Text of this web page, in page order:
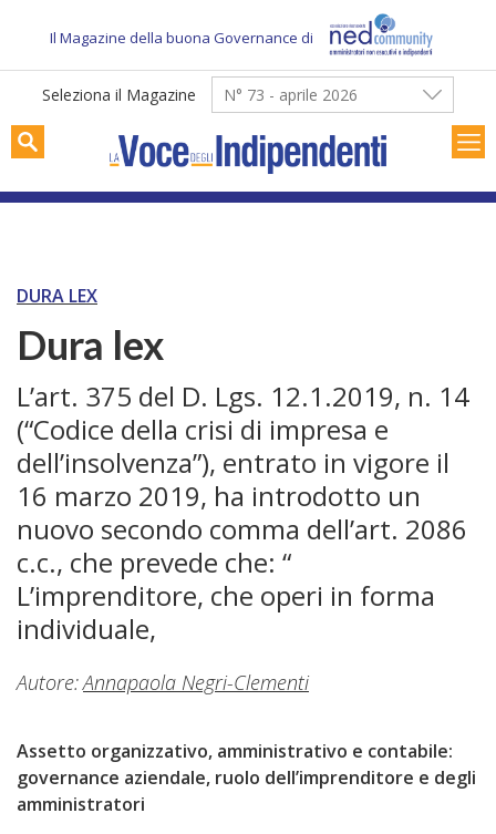
content
Il Magazine della buona Governance di
Seleziona il Magazine N° 73 - aprile 2026
DURA LEX
Dura lex
L’art. 375 del D. Lgs. 12.1.2019, n. 14
(“Codice della crisi di impresa e
dell’insolvenza”), entrato in vigore il
16 marzo 2019, ha introdotto un
nuovo secondo comma dell’art. 2086
c.c., che prevede che: “
L’imprenditore, che operi in forma
individuale,
Autore:Annapaola Negri-Clementi
Assetto organizzativo, amministrativo e contabile:
governance aziendale, ruolo dell’imprenditore e degli
amministratori